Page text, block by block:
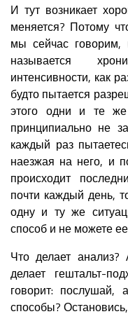
И тут возникает
меняется? Потому
мы сейчас говорим,
называется
интенсивности, как
будто пытается
этого одни и те
принципиально не
каждый раз
наезжая на него, и
происходит
почти каждый день,
одну и ту же
способ и не можете
Что делает анализ?
делает гештальт-
говорит:
способы?